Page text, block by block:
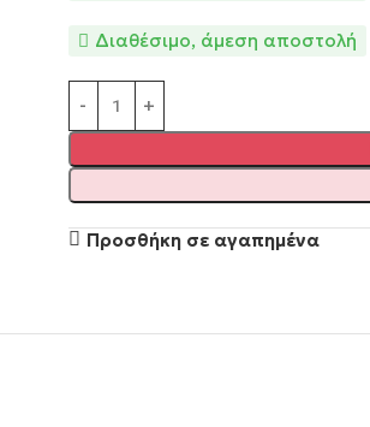
Διαθέσιμο, άμεση αποστολή
Alternative:
Προσθήκη σε αγαπημένα